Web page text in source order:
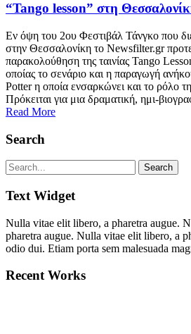
“Tango lesson” στη
Εν όψη του 2ου Φεστιβάλ Τάνγκο που
στην Θεσσαλονίκη το Newsfilter.gr
παρακολούθηση της ταινίας Tango
οποίας το σενάριο και η παραγωγή
Potter η οποία ενσαρκώνει και το ρόλο
Πρόκειται για μια δραματική, ημι-
Read More
Search
Text Widget
Nulla vitae elit libero, a pharetra augue.
pharetra augue. Nulla vitae elit libero, a
odio dui. Etiam porta sem malesuada
Recent Works